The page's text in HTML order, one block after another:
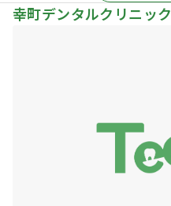
幸町デンタルクリニック